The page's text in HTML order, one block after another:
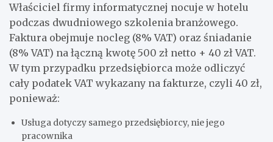
Właściciel firmy informatycznej nocuje w hotelu
podczas dwudniowego szkolenia branżowego.
Faktura obejmuje nocleg (8% VAT) oraz śniadanie
(8% VAT) na łączną kwotę 500 zł netto + 40 zł VAT.
W tym przypadku przedsiębiorca może odliczyć
cały podatek VAT wykazany na fakturze, czyli 40 zł,
ponieważ:
Usługa dotyczy samego przedsiębiorcy, nie jego
pracownika